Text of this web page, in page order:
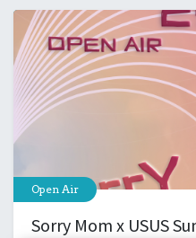
Open Air
Sorry Mom x USUS